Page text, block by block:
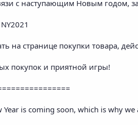
с наступающим Новым годом,
на странице покупки товара,
покупок и приятной игры!
Year is coming soon, which is why